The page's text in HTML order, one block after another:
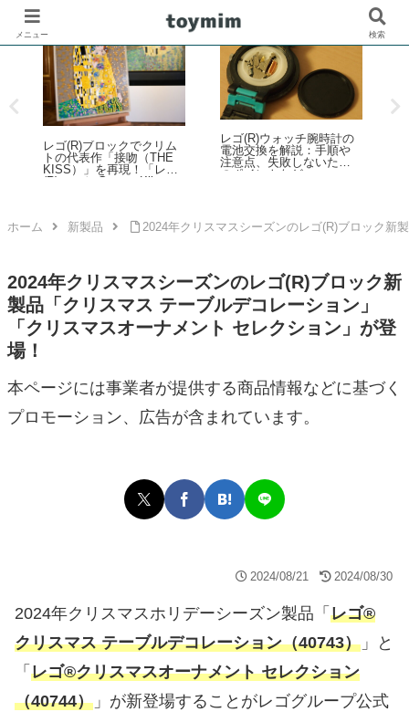
時計の
手順や
いため
ビートルズやウォーホル
がアートパネルに！作っ
て飾れる大人の「レゴ(R)
アート」新登場
「シルバニアファミリ
ー」くじがファミリーマ
ートで2026年夏に登場！
ホーム 新製品 2024年クリスマスシーズンのレゴ(R)ブロック新
2024年クリスマスシーズンのレゴ(R)ブロック新
製品「クリスマス テーブルデコレーション」
「クリスマスオーナメント セレクション」が登
場！
本ページには事業者が提供する商品情報などに基づく
プロモーション、広告が含まれています。
2024/08/21 2024/08/30
2024年クリスマスホリデーシーズン製品「 レゴ®
クリスマス テーブルデコレーション（40743） 」と
「 レゴ®クリスマスオーナメント セレクション
（40744） 」が新登場することがレゴグループ公式
メニュー 検索